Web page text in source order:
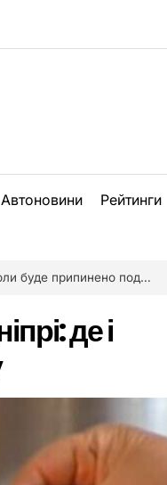
Автоновини Рейтинги
припинено подачу газу
де і